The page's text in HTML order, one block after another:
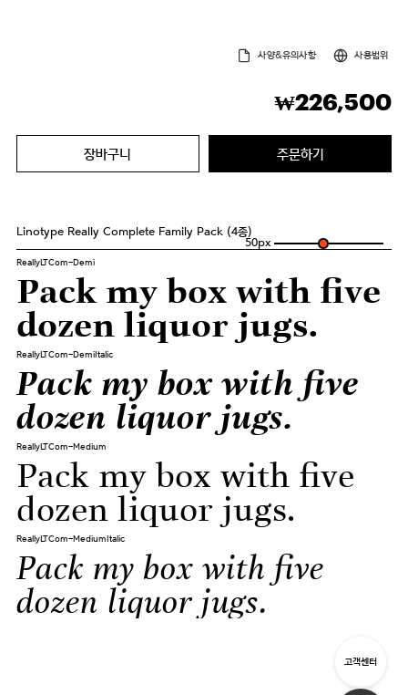
사양&유의사항 사용범위
₩226,500
장바구니 주문하기
Linotype Really Complete Family Pack (4종)
50px
ReallyLTCom-Demi
Pack my box with five
dozen liquor jugs.
ReallyLTCom-DemiItalic
Pack my box with five
dozen liquor jugs.
ReallyLTCom-Medium
Pack my box with five
dozen liquor jugs.
ReallyLTCom-MediumItalic
Pack my box with five
dozen liquor jugs.
고객센터